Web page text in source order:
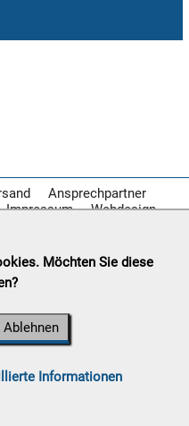
Ansprechpartner
Impressum Webdesign
Möchten Sie diese
Ablehnen
Informationen